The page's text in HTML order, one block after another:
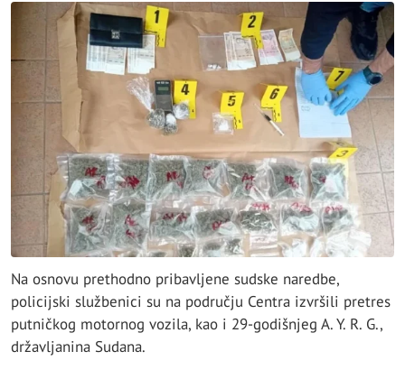
Na osnovu prethodno pribavljene sudske naredbe,
policijski službenici su na području Centra izvršili pretres
putničkog motornog vozila, kao i 29-godišnjeg A. Y. R. G.,
državljanina Sudana.